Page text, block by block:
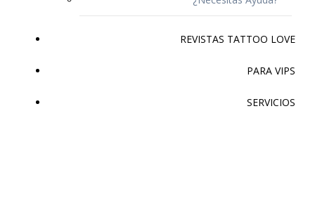
REVISTAS TATTOO LOVE
PARA VIPS
SERVICIOS